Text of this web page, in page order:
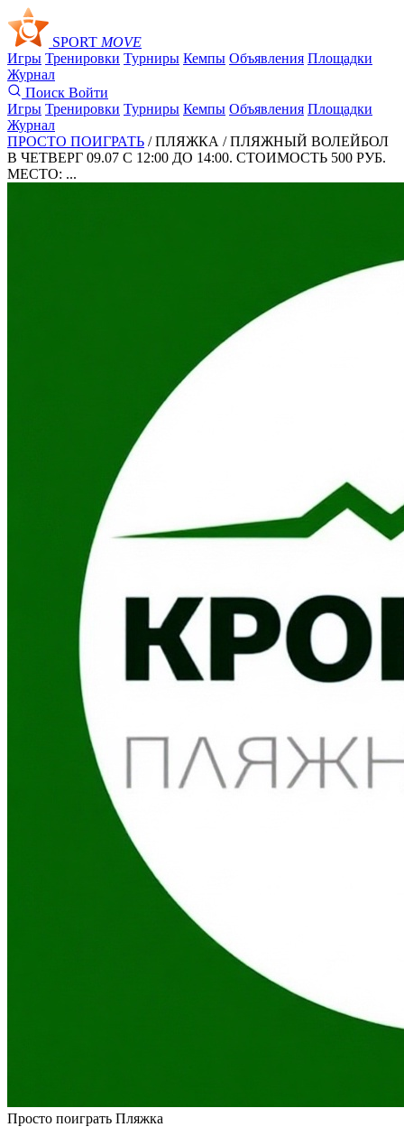
SPORT MOVE
Игры Тренировки Турниры Кемпы Объявления Площадки
Журнал
Поиск Войти
Игры Тренировки Турниры Кемпы Объявления Площадки
Журнал
ПРОСТО ПОИГРАТЬ / ПЛЯЖКА /ПЛЯЖНЫЙ ВОЛЕЙБОЛ
В ЧЕТВЕРГ 09.07 С 12:00 ДО 14:00. СТОИМОСТЬ 500 РУБ.
МЕСТО: ...
Просто поиграть Пляжка